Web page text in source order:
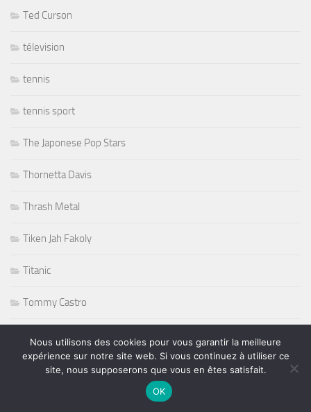
Ted Curson
télevision
tennis
tennis sport
The Japonese Pop Stars
Thornetta Davis
Thrash Metal
Tiken Jah Fakoly
Titanic
Tommy Castro
Tony Martin
Nous utilisons des cookies pour vous garantir la meilleure
expérience sur notre site web. Si vous continuez à utiliser ce
site, nous supposerons que vous en êtes satisfait.
OK